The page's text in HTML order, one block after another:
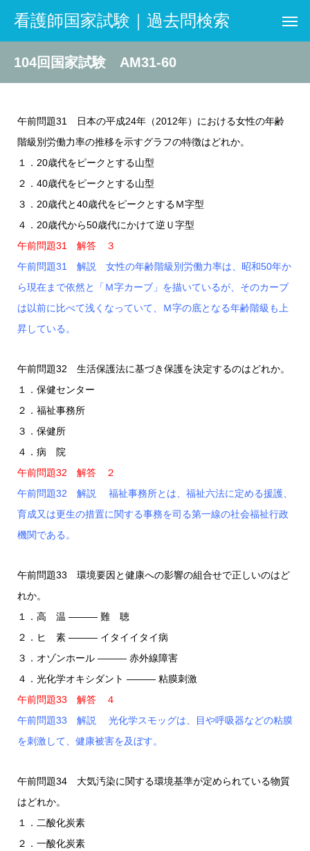
看護師国家試験｜過去問検索
104回国家試験 AM31-60
午前問題31 日本の平成24年（2012年）における女性の年齢
階級別労働力率の推移を示すグラフの特徴はどれか。
１．20歳代をピークとする山型
２．40歳代をピークとする山型
３．20歳代と40歳代をピークとするＭ字型
４．20歳代から50歳代にかけて逆Ｕ字型
午前問題31 解答 ３
午前問題31 解説 女性の年齢階級別労働力率は、昭和50年か
ら現在まで依然と「Ｍ字カーブ」を描いているが、そのカーブ
は以前に比べて浅くなっていて、Ｍ字の底となる年齢階級も上
昇している。
午前問題32 生活保護法に基づき保護を決定するのはどれか。
１．保健センター
２．福祉事務所
３．保健所
４．病 院
午前問題32 解答 ２
午前問題32 解説 福祉事務所とは、福祉六法に定める援護、
育成又は更生の措置に関する事務を司る第一線の社会福祉行政
機関である。
午前問題33 環境要因と健康への影響の組合せで正しいのはど
れか。
１．高 温 ――― 難 聴
２．ヒ 素 ――― イタイイタイ病
３．オゾンホール ――― 赤外線障害
４．光化学オキシダント ――― 粘膜刺激
午前問題33 解答 ４
午前問題33 解説 光化学スモッグは、目や呼吸器などの粘膜
を刺激して、健康被害を及ぼす。
午前問題34 大気汚染に関する環境基準が定められている物質
はどれか。
１．二酸化炭素
２．一酸化炭素